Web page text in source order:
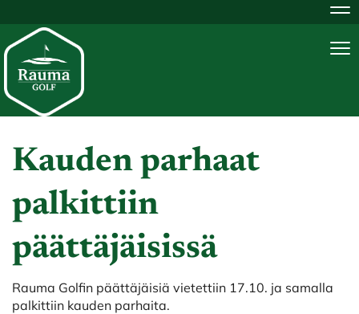
Kauden parhaat
palkittiin
päättäjäisissä
Rauma Golfin päättäjäisiä vietettiin 17.10. ja samalla
palkittiin kauden parhaita.